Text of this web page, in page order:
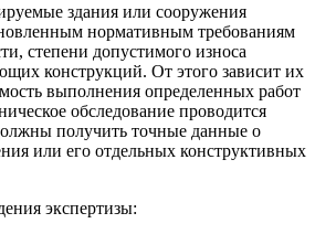
здания или сооружения
нормативным требованиям
степени допустимого износа
конструкций. От этого зависит их
выполнения определенных работ
обследование проводится
получить точные данные о
или его отдельных конструктивных
экспертизы: